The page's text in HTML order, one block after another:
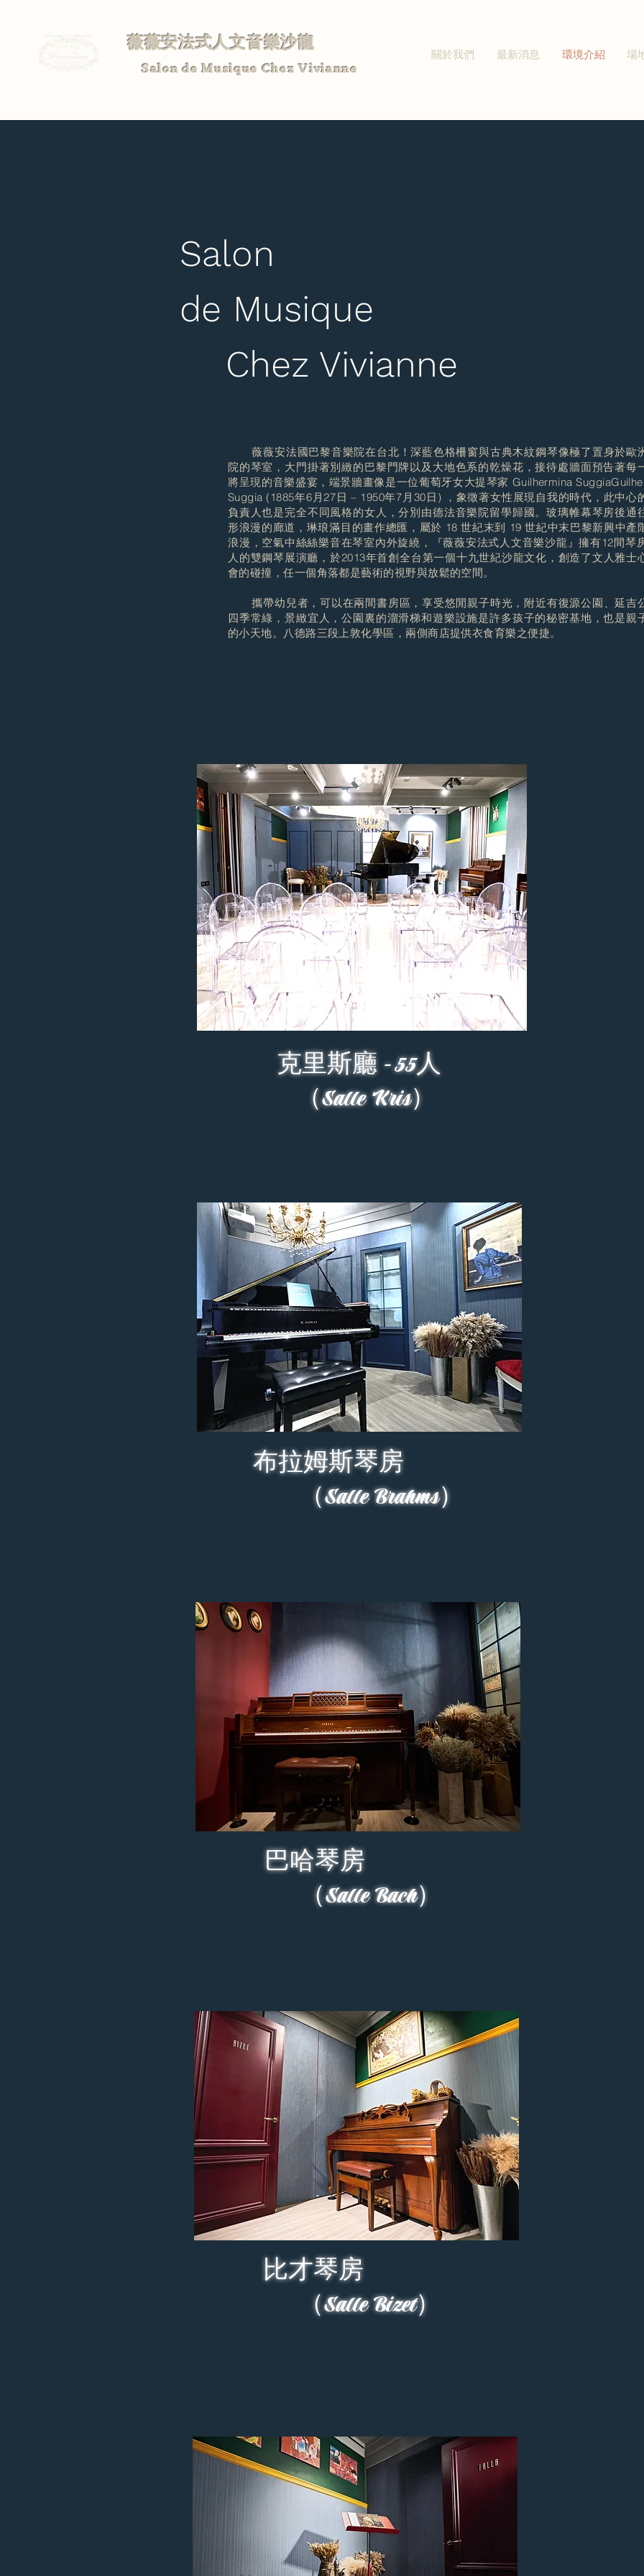
薇薇安法式人文音樂沙龍
Salon de Musique Chez Vivianne 關於我們 最新消息 環境介紹 場
Salon
de Musique
Chez Vivianne
薇薇安法國巴黎音樂院在台北！深藍色格柵窗與古典木紋鋼琴像極了置身於歐
院的琴室，大門掛著別緻的巴黎門牌以及大地色系的乾燥花，接待處牆面預告著每
將呈現的音樂盛宴，端景牆畫像是一位葡萄牙女大提琴家 Guilhermina
Suggia (1885年6月27日 – 1950年7月30日) ，象徵著女性展現自我的時代，此中心
負責人也是完全不同風格的女人，分別由德法音樂院留學歸國。玻璃帷幕琴房後通
形浪漫的廊道，琳琅滿目的畫作總匯，屬於 18 世紀末到 19 世紀中末巴黎新興中產
浪漫，空氣中絲絲樂音在琴室內外旋繞，『薇薇安法式人文音樂沙龍』擁有12間琴
人的雙鋼琴展演廳，於2013年首創全台第一個十九世紀沙龍文化，創造了文人雅士
會的碰撞，任一個角落都是藝術的視野與放鬆的空間。
攜帶幼兒者，可以在兩間書房區，享受悠閒親子時光，附近有復源公園、延吉
四季常綠，景緻宜人，公園裏的溜滑梯和遊樂設施是許多孩子的秘密基地，也是親
的小天地。八德路三段上敦化學區，兩側商店提供衣食育樂之便捷。
克里斯廳 - 55人
（Salle Kris）
布拉姆斯琴房
（Salle Brahms）
巴哈琴房
（Salle Bach）
比才琴房
（Salle Bizet）